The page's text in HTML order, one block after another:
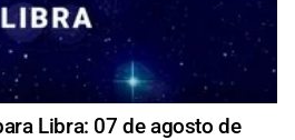
Libra: 07 de agosto de